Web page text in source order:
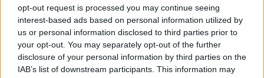
opt-out request is processed you may continue seeing
interest-based ads based on personal information utilized by
us or personal information disclosed to third parties prior to
your opt-out. You may separately opt-out of the further
disclosure of your personal information by third parties on the
IAB’s list of downstream participants. This information may
AI μοντέλο της Meta απέκτησε πρόσβαση
στο διαδίκτυο και εκμεταλλεύτηκε
ευπάθεια κατά τη διάρκεια δοκιμής